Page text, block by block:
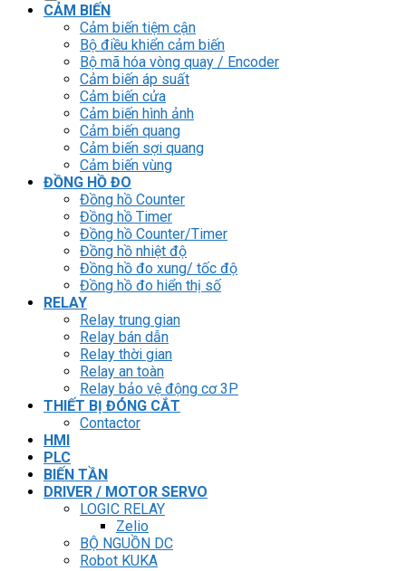
CẢM BIẾN
Cảm biến tiệm cận
Bộ điều khiển cảm biến
Bộ mã hóa vòng quay / Encoder
Cảm biến áp suất
Cảm biến cửa
Cảm biến hình ảnh
Cảm biến quang
Cảm biến sợi quang
Cảm biến vùng
ĐỒNG HỒ ĐO
Đồng hồ Counter
Đồng hồ Timer
Đồng hồ Counter/Timer
Đồng hồ nhiệt độ
Đồng hồ đo xung/ tốc độ
Đồng hồ đo hiển thị số
RELAY
Relay trung gian
Relay bán dẫn
Relay thời gian
Relay an toàn
Relay bảo vệ động cơ 3P
THIẾT BỊ ĐÓNG CẮT
Contactor
HMI
PLC
BIẾN TẦN
DRIVER / MOTOR SERVO
LOGIC RELAY
Zelio
BỘ NGUỒN DC
Robot KUKA